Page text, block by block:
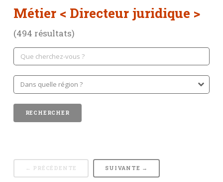
Métier < Directeur juridique >
(494 résultats)
← PRÉCÉDENTE SUIVANTE →